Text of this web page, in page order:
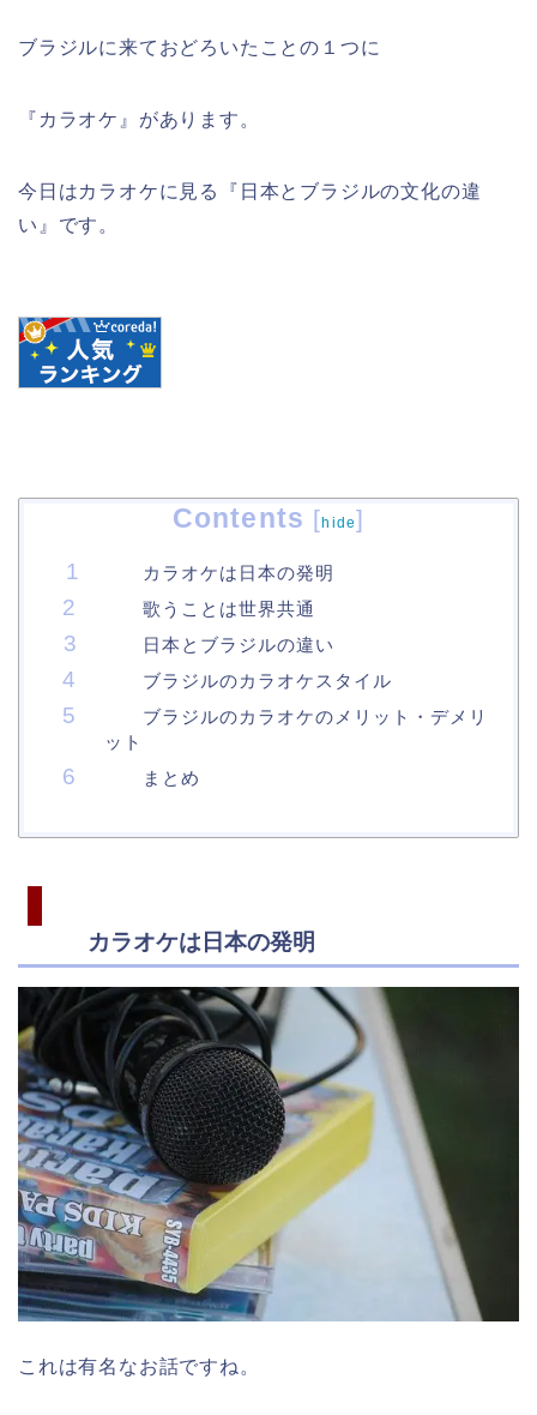
ブラジルに来ておどろいたことの１つに
『カラオケ』があります。
今日はカラオケに見る『日本とブラジルの文化の違
い』です。
Contents [hide]
カラオケは日本の発明
歌うことは世界共通
日本とブラジルの違い
ブラジルのカラオケスタイル
ブラジルのカラオケのメリット・デメリ
ット
まとめ
カラオケは日本の発明
これは有名なお話ですね。